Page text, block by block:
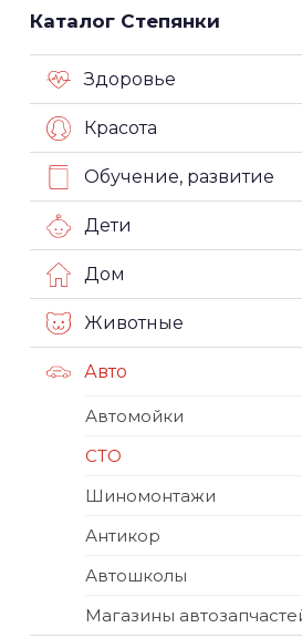
Каталог Степянки
Здоровье
Красота
Обучение, развитие
Дети
Дом
Животные
Авто
Автомойки
СТО
Шиномонтажи
Антикор
Автошколы
Магазины